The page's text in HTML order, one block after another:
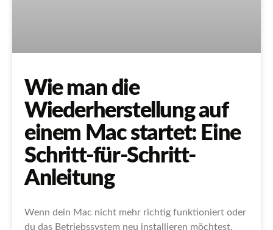
Wie man die
Wiederherstellung auf
einem Mac startet: Eine
Schritt-für-Schritt-
Anleitung
Wenn dein Mac nicht mehr richtig funktioniert oder
du das Betriebssystem neu installieren möchtest,